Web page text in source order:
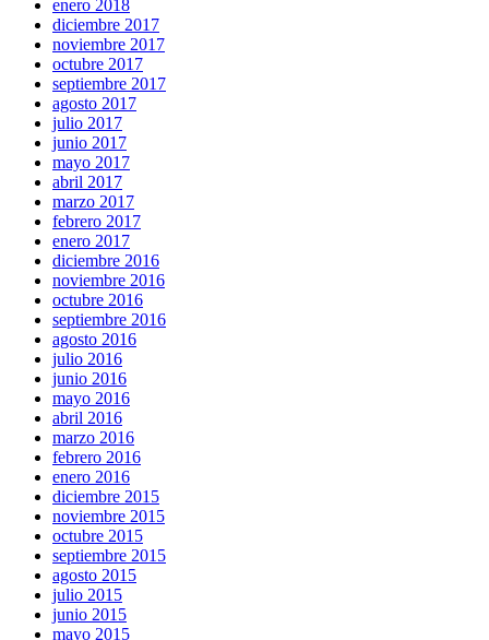
enero 2018
diciembre 2017
noviembre 2017
octubre 2017
septiembre 2017
agosto 2017
julio 2017
junio 2017
mayo 2017
abril 2017
marzo 2017
febrero 2017
enero 2017
diciembre 2016
noviembre 2016
octubre 2016
septiembre 2016
agosto 2016
julio 2016
junio 2016
mayo 2016
abril 2016
marzo 2016
febrero 2016
enero 2016
diciembre 2015
noviembre 2015
octubre 2015
septiembre 2015
agosto 2015
julio 2015
junio 2015
mayo 2015